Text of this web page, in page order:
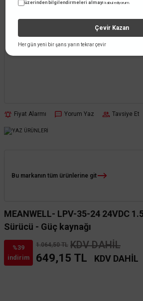
Fiyat Alarmı Yorum Yaz Tavsiye Et
Bu markanın tüm ürünlerine git
MEANWELL- LPV-35-24 24VDC
Sürücü - Güç kaynağı
%39
indirim
1.064,50 TL KDV DAHİL
649,15 TL KDV DAHİL
üzerinden bilgilendirmeleri almayı kabul ediyorum.
Çevir Kazan
Her gün yeni bir şans yarın tekrar çevir